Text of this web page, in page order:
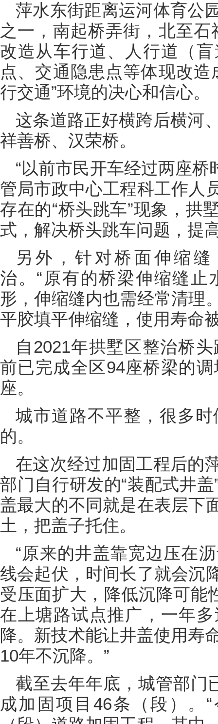
萍水东街距离运河体育公
之一，南起桥弄街，北至
改造从车行道、人行道（
点、交通隐患点等体现改
行交通”环境的决心和信心。
这条道路正好横跨后横河
祥善桥、汉荣桥。
“以前市民开车经过两座桥
管局市政中心工程科工作人
存在的“桥头跳车”现象，拱
式，解决桥头跳车问题，提
另外，针对桥面伸缩
治。“原有的桥梁伸缩缝
形，伸缩缝内也需经常清理
平胶填平伸缩缝，使用寿命
自2021年拱墅区整治桥
前已完成全区94座桥梁的
座。
城市道路不平整，很多
的。
在这次经过加固工程后的
部门自行研发的“装配式井
盖最大的不同就是在表层下
土，把盖子托住。
“原来的井盖靠宽边压在
线会起伏，时间长了就会沉
受压面扩大，降低沉降可能
在上塘路试点推广，一年
降。新技术能让井盖使用寿
10年不沉降。”
截至去年年底，城管部门
成加固项目46条（段）。